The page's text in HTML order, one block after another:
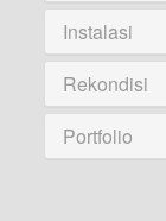
Instalasi
Rekondisi
Portfolio